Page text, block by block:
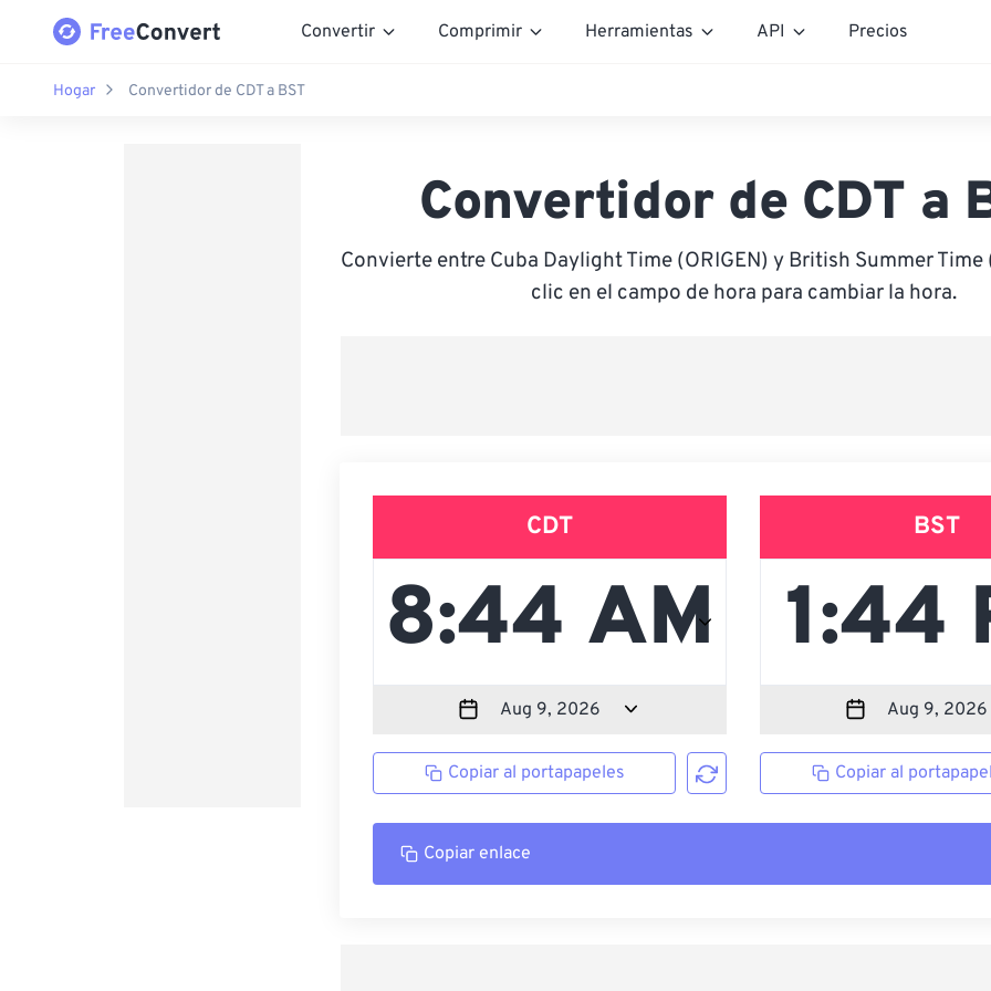
Convertir Comprimir Herramientas API Precios
Hogar Convertidor de CDT a BST
Convertidor de CDT a
Convierte entre Cuba Daylight Time (ORIGEN) y British Summer Time
clic en el campo de hora para cambiar la hora.
CDT
Copiar al portapapeles
BST
Copiar al
Copiar enlace